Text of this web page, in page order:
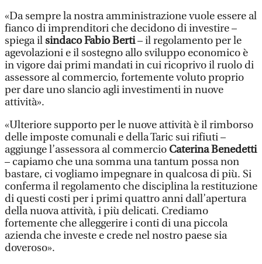
«Da sempre la nostra amministrazione vuole essere al
fianco di imprenditori che decidono di investire –
spiega ilsindaco Fabio Berti– il regolamento per le
agevolazioni e il sostegno allo sviluppo economico è
in vigore dai primi mandati in cui ricoprivo il ruolo di
assessore al commercio, fortemente voluto proprio
per dare uno slancio agli investimenti in nuove
attività».
«Ulteriore supporto per le nuove attività è il rimborso
delle imposte comunali e della Taric sui rifiuti –
aggiunge l’assessora al commercio Caterina Benedetti
– capiamo che una somma una tantum possa non
bastare, ci vogliamo impegnare in qualcosa di più. Si
conferma il regolamento che disciplina la restituzione
di questi costi per i primi quattro anni dall’apertura
della nuova attività, i più delicati. Crediamo
fortemente che alleggerire i conti di una piccola
azienda che investe e crede nel nostro paese sia
doveroso».